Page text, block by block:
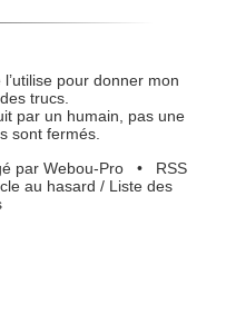
pour donner mon
trucs.
par un humain, pas une
sont fermés.
par Webou-Pro• RSS
au hasard / Liste des